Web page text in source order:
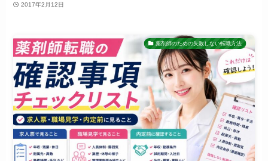
2017年2月12日
薬剤師のための失敗しない転職方法